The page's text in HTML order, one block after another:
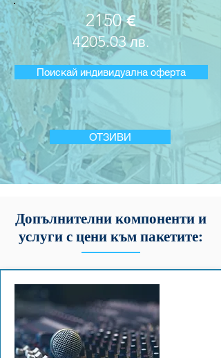
2150€
4205.03лв.
Поискай индивидуална оферта
ОТЗИВИ
Допълнителни компоненти и
услуги с цени към пакетите: